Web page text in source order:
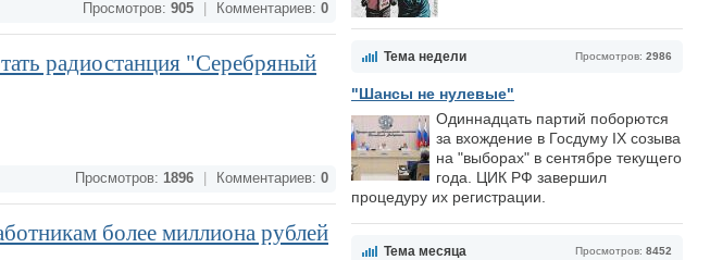
Просмотров: 2986
Тема недели
"Шансы не нулевые"
Одиннадцать партий поборются
за вхождение в Госдуму IX созыва
на "выборах" в сентябре текущего
года. ЦИК РФ завершил
процедуру их регистрации.
Просмотров: 8452
Тема месяца
Просмотров: 905 Комментариев: 0
радиостанция "Серебряный
Просмотров: 1896 Комментариев: 0
более миллиона рублей